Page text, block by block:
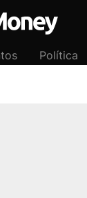
Política